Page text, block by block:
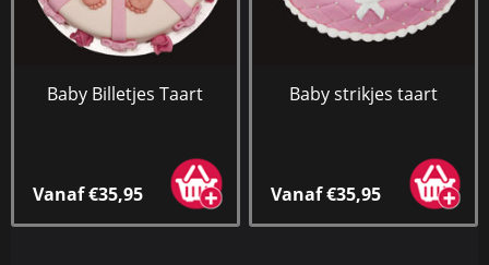
Baby Billetjes Taart
Vanaf €35,95
Baby strikjes taart
Vanaf €35,95